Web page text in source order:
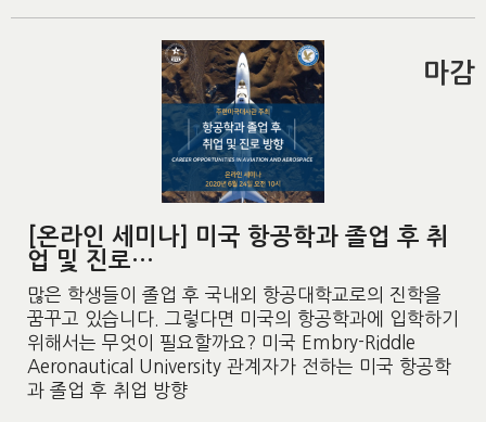
[온라인 세미나] 미국 항공학과 졸업 후 취
업 및 진로…
많은 학생들이 졸업 후 국내외 항공대학교로의 진학을
꿈꾸고 있습니다. 그렇다면 미국의 항공학과에 입학하기
위해서는 무엇이 필요할까요? 미국 Embry-Riddle
Aeronautical University 관계자가 전하는 미국 항공학
과 졸업 후 취업 방향
마감